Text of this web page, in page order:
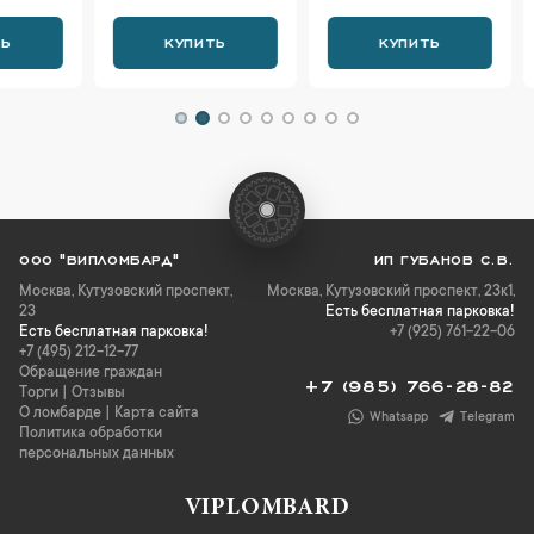
ООО "ВИПЛОМБАРД"
Москва, Кутузовский проспект,
23
Есть бесплатная парковка!
+7 (495) 212-12-77
Обращение граждан
Торги
Отзывы
О ломбарде
Карта сайта
Политика обработки
персональных данных
ИП ГУБАНОВ С.В.
Москва, Кутузовский проспект, 23к1,
Есть бесплатная парковка!
+7 (925) 761-22-06
+7 (985) 766-28-82
Whatsapp Telegram
VIPLOMBARD